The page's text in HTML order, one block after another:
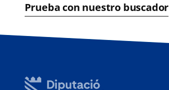
Prueba con nuestro buscador